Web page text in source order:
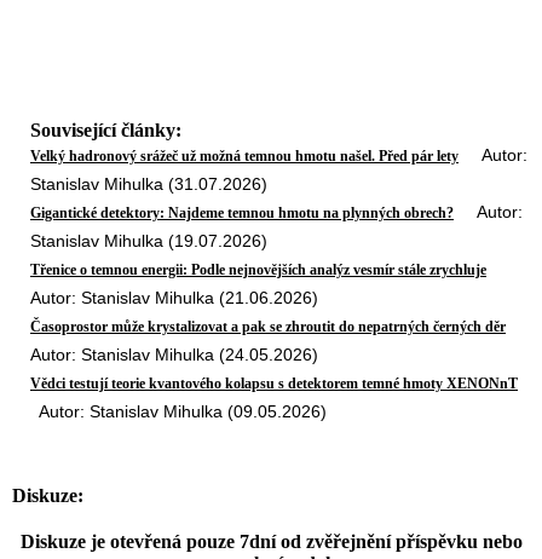
Související články:
Velký hadronový srážeč už možná temnou hmotu našel. Před pár lety Autor:
Stanislav Mihulka (31.07.2026)
Gigantické detektory: Najdeme temnou hmotu na plynných obrech? Autor:
Stanislav Mihulka (19.07.2026)
Třenice o temnou energii: Podle nejnovějších analýz vesmír stále zrychluje
Autor: Stanislav Mihulka (21.06.2026)
Časoprostor může krystalizovat a pak se zhroutit do nepatrných černých děr
Autor: Stanislav Mihulka (24.05.2026)
Vědci testují teorie kvantového kolapsu s detektorem temné hmoty XENONnT
Autor: Stanislav Mihulka (09.05.2026)
Diskuze:
Diskuze je otevřená pouze 7dní od zvěřejnění příspěvku nebo